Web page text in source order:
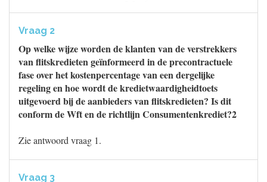
Vraag 2
Op welke wijze worden de klanten van de verstrekkers
van flitskredieten geïnformeerd in de precontractuele
fase over het kostenpercentage van een dergelijke
regeling en hoe wordt de kredietwaardigheidtoets
uitgevoerd bij de aanbieders van flitskredieten? Is dit
conform de Wft en de richtlijn Consumentenkrediet?2
Zie antwoord vraag 1.
Vraag 3